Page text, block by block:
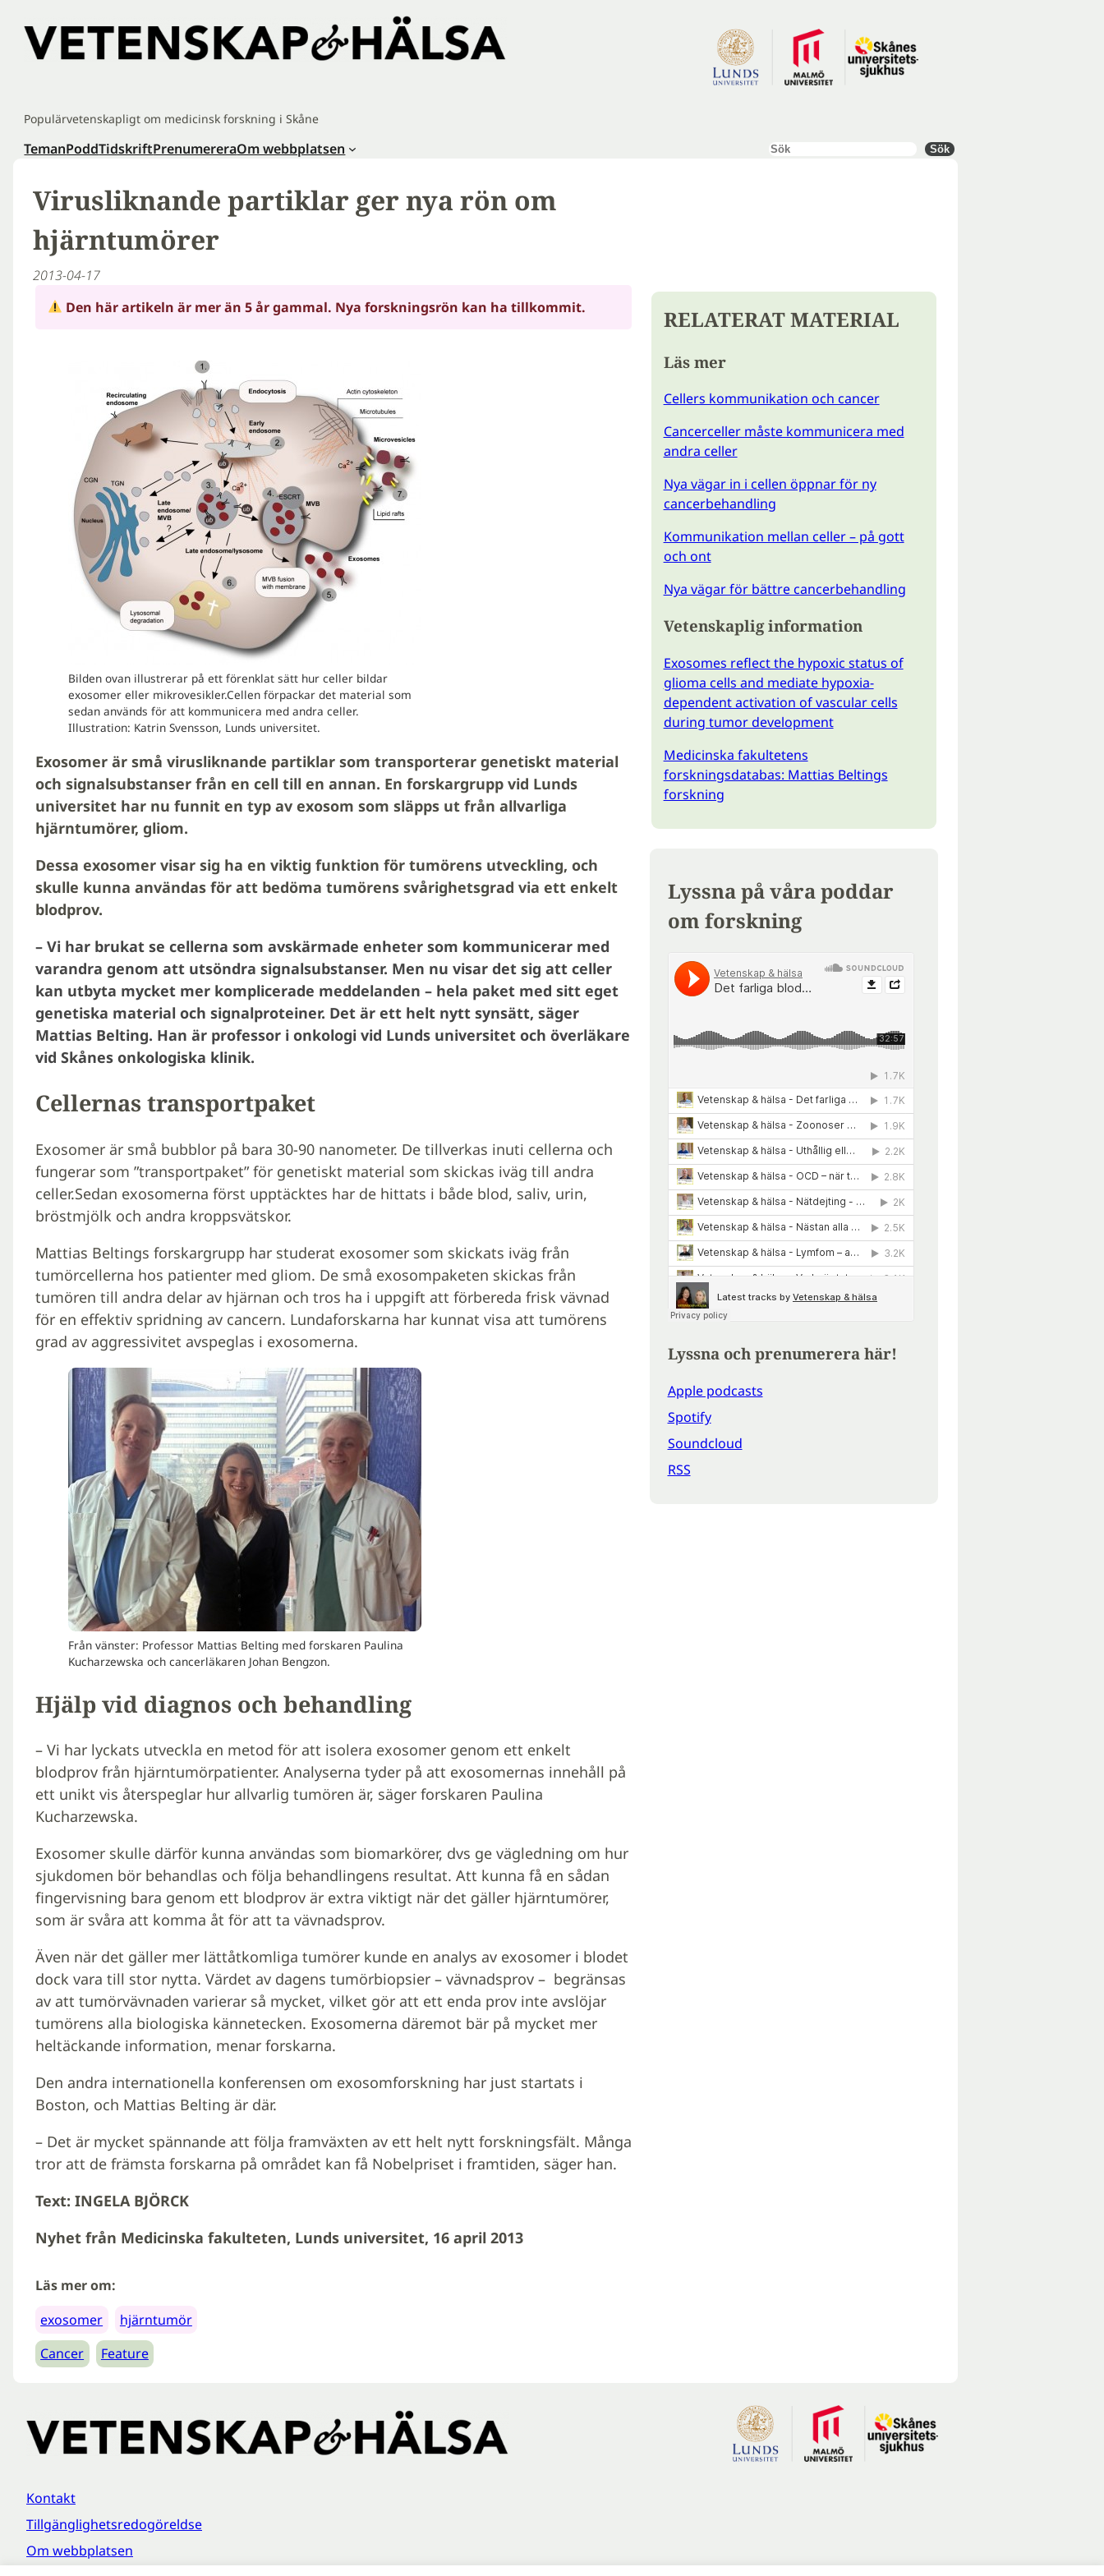
innehåll
Populärvetenskapligt om medicinsk forskning i Skåne
TemanPoddTidskriftPrenumereraOm webbplatsen Sök Sök
Virusliknande partiklar ger nya rön om
hjärntumörer
2013-04-17
Den här artikeln är mer än 5 år gammal. Nya forskningsrön kan ha tillkommit.
Bilden ovan illustrerar på ett förenklat sätt hur celler bildar
exosomer eller mikrovesikler.Cellen förpackar det material som
sedan används för att kommunicera med andra celler.
Illustration: Katrin Svensson, Lunds universitet.
Exosomer är små virusliknande partiklar som transporterar genetiskt material
och signalsubstanser från en cell till en annan. En forskargrupp vid Lunds
universitet har nu funnit en typ av exosom som släpps ut från allvarliga
hjärntumörer, gliom.
Dessa exosomer visar sig ha en viktig funktion för tumörens utveckling, och
skulle kunna användas för att bedöma tumörens svårighetsgrad via ett enkelt
blodprov.
– Vi har brukat se cellerna som avskärmade enheter som kommunicerar med
varandra genom att utsöndra signalsubstanser. Men nu visar det sig att celler
kan utbyta mycket mer komplicerade meddelanden – hela paket med sitt eget
genetiska material och signalproteiner. Det är ett helt nytt synsätt, säger
Mattias Belting. Han är professor i onkologi vid Lunds universitet och överläkare
vid Skånes onkologiska klinik.
Cellernas transportpaket
Exosomer är små bubblor på bara 30-90 nanometer. De tillverkas inuti cellerna och
fungerar som ”transportpaket” för genetiskt material som skickas iväg till andra
celler.Sedan exosomerna först upptäcktes har de hittats i både blod, saliv, urin,
bröstmjölk och andra kroppsvätskor.
Mattias Beltings forskargrupp har studerat exosomer som skickats iväg från
tumörcellerna hos patienter med gliom. De små exosompaketen skickas från
tumören till andra delar av hjärnan och tros ha i uppgift att förbereda frisk vävnad
för en effektiv spridning av cancern. Lundaforskarna har kunnat visa att tumörens
grad av aggressivitet avspeglas i exosomerna.
Från vänster: Professor Mattias Belting med forskaren Paulina
Kucharzewska och cancerläkaren Johan Bengzon.
Hjälp vid diagnos och behandling
– Vi har lyckats utveckla en metod för att isolera exosomer genom ett enkelt
blodprov från hjärntumörpatienter. Analyserna tyder på att exosomernas innehåll på
ett unikt vis återspeglar hur allvarlig tumören är, säger forskaren Paulina
Kucharzewska.
Exosomer skulle därför kunna användas som biomarkörer, dvs ge vägledning om hur
sjukdomen bör behandlas och följa behandlingens resultat. Att kunna få en sådan
fingervisning bara genom ett blodprov är extra viktigt när det gäller hjärntumörer,
som är svåra att komma åt för att ta vävnadsprov.
Även när det gäller mer lättåtkomliga tumörer kunde en analys av exosomer i blodet
dock vara till stor nytta. Värdet av dagens tumörbiopsier – vävnadsprov – begränsas
av att tumörvävnaden varierar så mycket, vilket gör att ett enda prov inte avslöjar
tumörens alla biologiska kännetecken. Exosomerna däremot bär på mycket mer
heltäckande information, menar forskarna.
Den andra internationella konferensen om exosomforskning har just startats i
Boston, och Mattias Belting är där.
– Det är mycket spännande att följa framväxten av ett helt nytt forskningsfält. Många
tror att de främsta forskarna på området kan få Nobelpriset i framtiden, säger han.
Text: INGELA BJÖRCK
Nyhet från Medicinska fakulteten, Lunds universitet, 16 april 2013
Läs mer om:
exosomer
hjärntumör
Cancer
Feature
RELATERAT MATERIAL
Läs mer
Cellers kommunikation och cancer
Cancerceller måste kommunicera med
andra celler
Nya vägar in i cellen öppnar för ny
cancerbehandling
Kommunikation mellan celler – på gott
och ont
Nya vägar för bättre cancerbehandling
Vetenskaplig information
Exosomes reflect the hypoxic status of
glioma cells and mediate hypoxia-
dependent activation of vascular cells
during tumor development
Medicinska fakultetens
forskningsdatabas: Mattias Beltings
forskning
Lyssna på våra poddar
om forskning
Lyssna och prenumerera här!
Apple podcasts
Spotify
Soundcloud
RSS
Kontakt
Tillgänglighetsredogöreldse
Om webbplatsen